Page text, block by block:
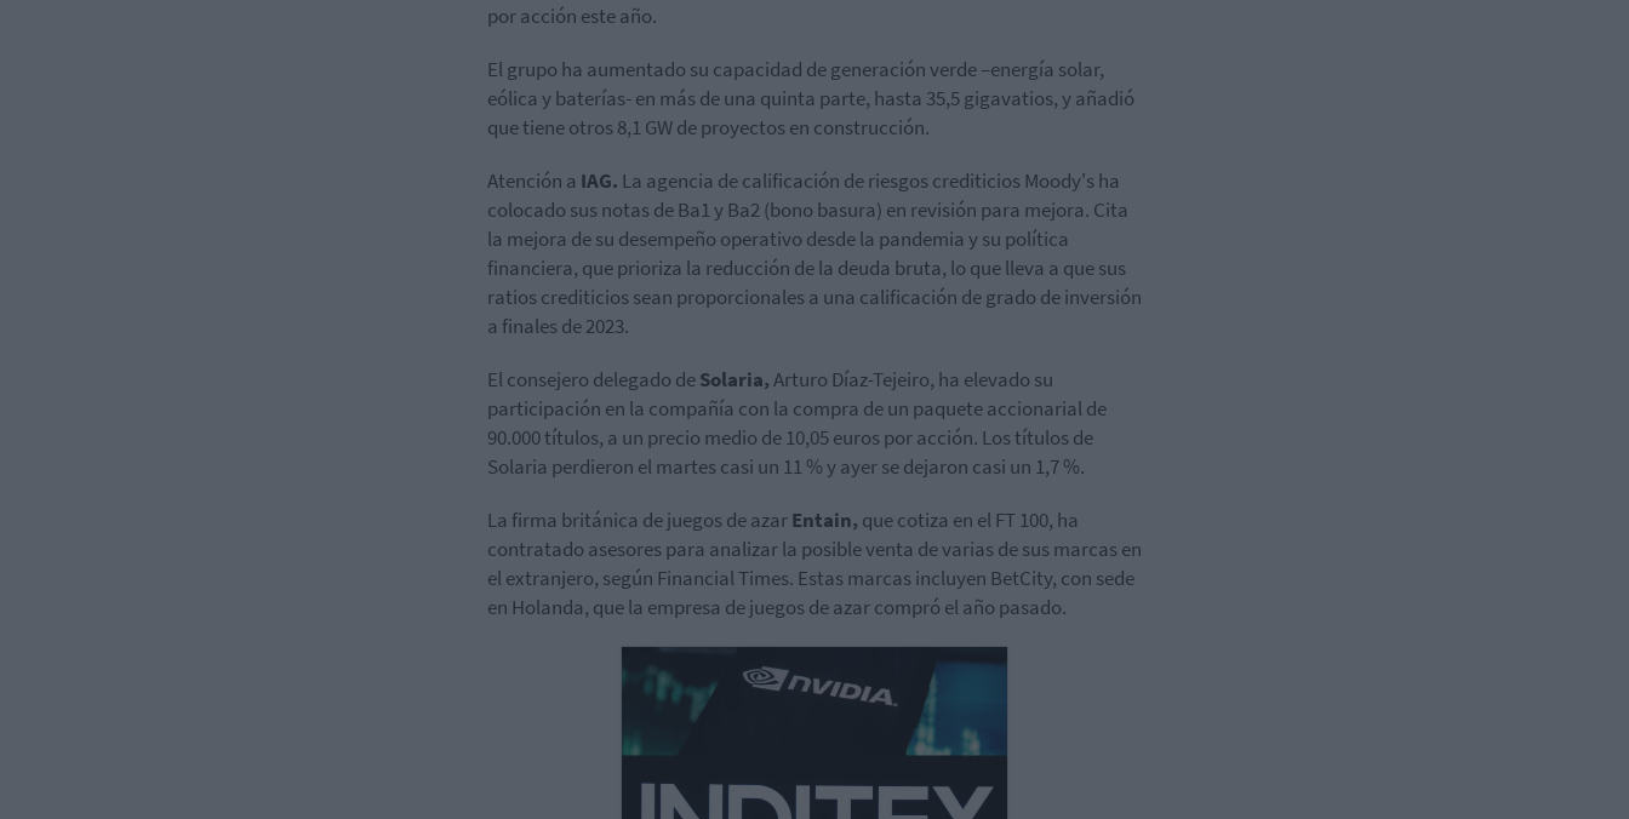
por acción este año.
El grupo ha aumentado su capacidad de generación verde –energía solar,
eólica y baterías- en más de una quinta parte, hasta 35,5 gigavatios, y añadió
que tiene otros 8,1 GW de proyectos en construcción.
Atención a IAG. La agencia de calificación de riesgos crediticios Moody's ha
colocado sus notas de Ba1 y Ba2 (bono basura) en revisión para mejora. Cita
la mejora de su desempeño operativo desde la pandemia y su política
financiera, que prioriza la reducción de la deuda bruta, lo que lleva a que sus
ratios crediticios sean proporcionales a una calificación de grado de inversión
a finales de 2023.
El consejero delegado deSolaria,Arturo Díaz-Tejeiro, ha elevado su
participación en la compañía con la compra de un paquete accionarial de
90.000 títulos, a un precio medio de 10,05 euros por acción. Los títulos de
Solaria perdieron el martes casi un 11 % y ayer se dejaron casi un 1,7 %.
La firma británica de juegos de azarEntain, que cotiza en el FT 100, ha
contratado asesores para analizar la posible venta de varias de sus marcas en
el extranjero, según Financial Times. Estas marcas incluyen BetCity, con sede
en Holanda, que la empresa de juegos de azar compró el año pasado.